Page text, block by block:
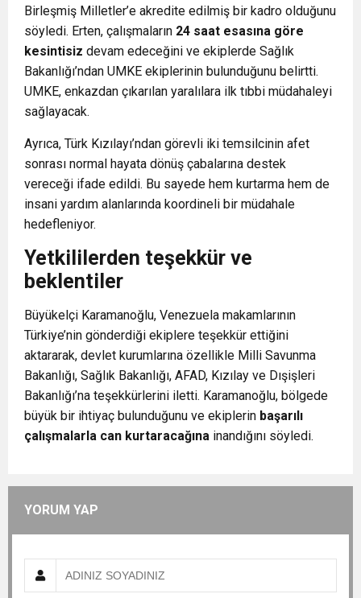
Birleşmiş Milletler’e akredite edilmiş bir kadro olduğunu
söyledi. Erten, çalışmaların 24 saat esasına göre
kesintisiz devam edeceğini ve ekiplerde Sağlık
Bakanlığı’ndan UMKE ekiplerinin bulunduğunu belirtti.
UMKE, enkazdan çıkarılan yaralılara ilk tıbbi müdahaleyi
sağlayacak.
Ayrıca, Türk Kızılayı’ndan görevli iki temsilcinin afet
sonrası normal hayata dönüş çabalarına destek
vereceği ifade edildi. Bu sayede hem kurtarma hem de
insani yardım alanlarında koordineli bir müdahale
hedefleniyor.
Yetkililerden teşekkür ve
beklentiler
Büyükelçi Karamanoğlu, Venezuela makamlarının
Türkiye’nin gönderdiği ekiplere teşekkür ettiğini
aktararak, devlet kurumlarına özellikle Milli Savunma
Bakanlığı, Sağlık Bakanlığı, AFAD, Kızılay ve Dışişleri
Bakanlığı’na teşekkürlerini iletti. Karamanoğlu, bölgede
büyük bir ihtiyaç bulunduğunu ve ekiplerin başarılı
çalışmalarla can kurtaracağına inandığını söyledi.
YORUM YAP